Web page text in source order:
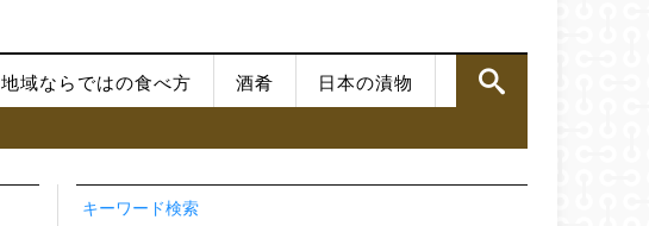
地域ならではの食べ方 酒肴 日本の漬物
キーワード検索